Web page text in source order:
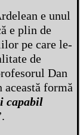
e unul
e plin de
pe care le-
de
Dan
această formă
capabil